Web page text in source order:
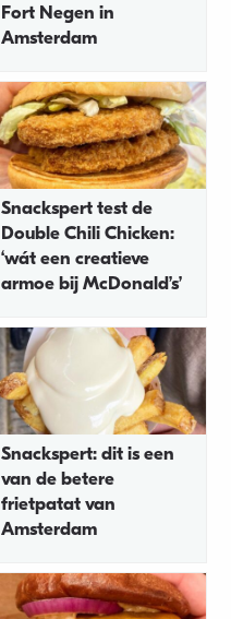
Fort Negen in
Amsterdam
Snackspert test de
Double Chili Chicken:
‘wát een creatieve
armoe bij McDonald’s’
Snackspert: dit is een
van de betere
frietpatat van
Amsterdam